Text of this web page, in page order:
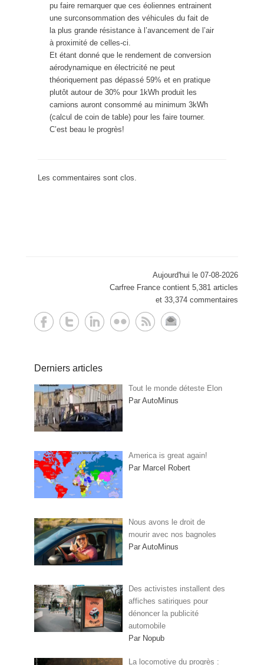
pu faire remarquer que ces éoliennes entrainent
une surconsommation des véhicules du fait de
la plus grande résistance à l’avancement de l’air
à proximité de celles-ci.
Et étant donné que le rendement de conversion
aérodynamique en électricité ne peut
théoriquement pas dépassé 59% et en pratique
plutôt autour de 30% pour 1kWh produit les
camions auront consommé au minimum 3kWh
(calcul de coin de table) pour les faire tourner.
C’est beau le progrès!
Les commentaires sont clos.
Aujourd'hui le 07-08-2026
Carfree France contient 5,381 articles
et 33,374 commentaires
Derniers articles
Tout le monde déteste Elon
Par AutoMinus
America is great again!
Par Marcel Robert
Nous avons le droit de
mourir avec nos bagnoles
Par AutoMinus
Des activistes installent des
affiches satiriques pour
dénoncer la publicité
automobile
Par Nopub
La locomotive du progrès :